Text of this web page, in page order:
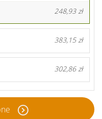
248,93 zł
383,15 zł
302,86 zł